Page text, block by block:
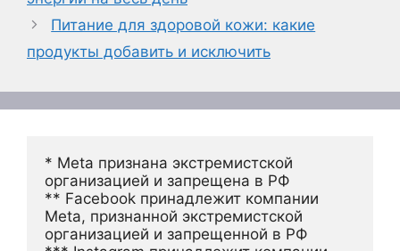
Питание для здоровой кожи: какие
продукты добавить и исключить
* Meta признана экстремистской
организацией и запрещена в РФ
** Facebook принадлежит компании
Meta, признанной экстремистской
организацией и запрещенной в РФ